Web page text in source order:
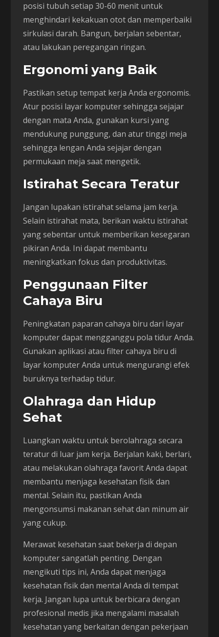
posisi tubuh setiap 30-60 menit untuk
menghindari kekakuan otot dan memperbaiki
sirkulasi darah. Bangun, berjalan sebentar,
atau lakukan peregangan ringan.
Ergonomi yang Baik
Pastikan setup tempat kerja Anda ergonomis.
Atur posisi layar komputer sehingga sejajar
dengan mata Anda, gunakan kursi yang
mendukung punggung, dan atur tinggi meja
sehingga lengan Anda sejajar dengan
permukaan meja saat mengetik.
Istirahat Secara Teratur
Jangan lupakan istirahat selama jam kerja.
Selain istirahat mata, berikan waktu istirahat
yang sebentar untuk memberikan kesegaran
pikiran Anda. Ini dapat membantu
meningkatkan fokus dan produktivitas.
Penggunaan Filter
Cahaya Biru
Peningkatan paparan cahaya biru dari layar
komputer dapat mengganggu pola tidur Anda.
Gunakan aplikasi atau filter cahaya biru di
layar komputer Anda untuk mengurangi efek
buruknya terhadap tidur.
Olahraga dan Hidup
Sehat
Luangkan waktu untuk berolahraga secara
teratur di luar jam kerja. Berjalan kaki, berlari,
atau melakukan olahraga favorit Anda dapat
membantu menjaga kesehatan fisik dan
mental. Selain itu, pastikan Anda
mengonsumsi makanan sehat dan minum air
yang cukup.
Merawat kesehatan saat bekerja di depan
komputer sangatlah penting. Dengan
mengikuti tips ini, Anda dapat menjaga
kesehatan fisik dan mental Anda di tempat
kerja. Jangan lupa untuk berbicara dengan
profesional medis jika mengalami masalah
kesehatan yang berkaitan dengan pekerjaan